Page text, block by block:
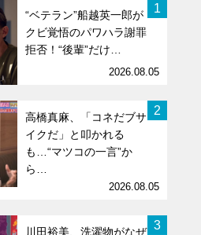
1
“ベテラン”船越英一郎が
クビ覚悟のパワハラ謝罪
拒否！“後輩”だけ…
2026.08.05
2
高橋真麻、「コネだブサ
イクだ」と叩かれる
も…“マツコの一言”か
ら…
2026.08.05
3
川田裕美、洗濯物がなぜ